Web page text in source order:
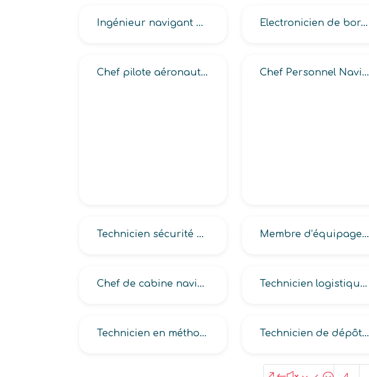
Ingénieur navigant aéronautique de l’armée, Ingénieur navigant, Navigateur de l’armée Electronicien de bord navigant de l’armée
Chef pilote aéronautique Chef Personnel Navigant Technique -PNT-
Technicien sécurité cabine de l’armée Membre d’équipage de cabine
Chef de cabine navigant aérien, Chef du personnel navigant commercial Technicien logistique responsable (stocks, logistique service expédition, réception, logistique transport)
Technicien en méthodes et exploitation logistique Technicien de dépôt garde-meubles